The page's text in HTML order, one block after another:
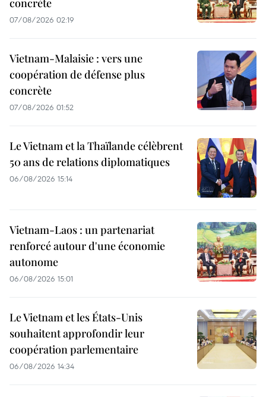
concrète
07/08/2026 02:19
Vietnam-Malaisie : vers une
coopération de défense plus
concrète
07/08/2026 01:52
Le Vietnam et la Thaïlande célèbrent
50 ans de relations diplomatiques
06/08/2026 15:14
Vietnam-Laos : un partenariat
renforcé autour d'une économie
autonome
06/08/2026 15:01
Le Vietnam et les États-Unis
souhaitent approfondir leur
coopération parlementaire
06/08/2026 14:34